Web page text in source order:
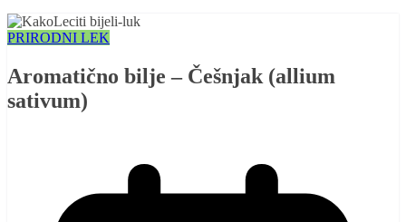
PRIRODNI LEK
Aromatično bilje – Češnjak (allium
sativum)